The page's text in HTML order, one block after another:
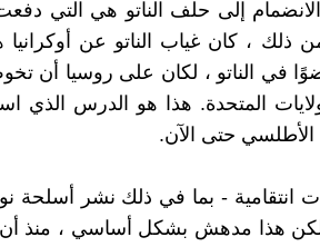
إلى حلف الناتو هي التي
ذلك ، كان غياب الناتو عن أوكرانيا
في الناتو ، لكان على روسيا أن
المتحدة. هذا هو الدرس الذي
حتى الآن.
انتقامية - بما في ذلك نشر أسلحة
لكن هذا مدهش بشكل أساسي ، منذ